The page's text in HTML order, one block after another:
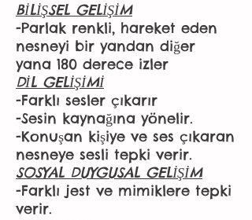
BİLİŞSEL GELİŞİM
-Parlak renkli, hareket eden
nesneyi bir yandan diğer
yana 180 derece izler
DİL GELİŞİMİ
-Farklı sesler çıkarır
-Sesin kaynağına yönelir.
-Konuşan kişiye ve ses çıkaran
nesneye sesli tepki verir.
SOSYAL DUYGUSAL GELİŞİM
-Farklı jest ve mimiklere tepki
verir.